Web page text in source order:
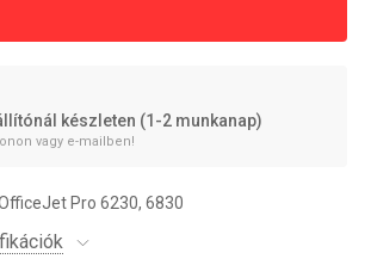
készleten (1-2 munkanap)
vagy e-mailben!
Pro 6230, 6830